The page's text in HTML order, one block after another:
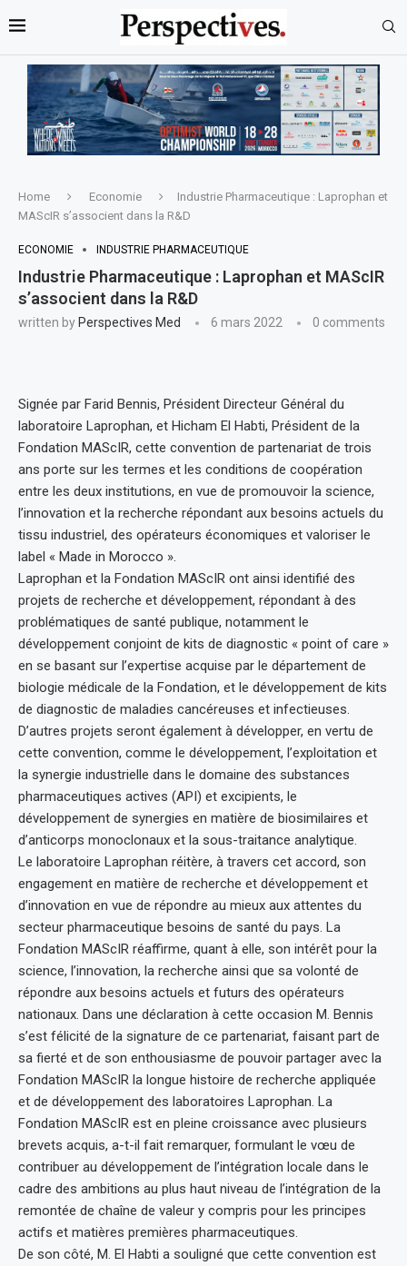
Home Economie
Industrie Pharmaceutique : Laprophan et
MAScIR s’associent dans la R&D
ECONOMIE INDUSTRIE PHARMACEUTIQUE
Industrie Pharmaceutique : Laprophan et MAScIR
s’associent dans la R&D
written by Perspectives Med 6 mars 2022 0 comments
Signée par Farid Bennis, Président Directeur Général du
laboratoire Laprophan, et Hicham El Habti, Président de la
Fondation MAScIR, cette convention de partenariat de trois
ans porte sur les termes et les conditions de coopération
entre les deux institutions, en vue de promouvoir la science,
l’innovation et la recherche répondant aux besoins actuels du
tissu industriel, des opérateurs économiques et valoriser le
label « Made in Morocco ».
Laprophan et la Fondation MAScIR ont ainsi identifié des
projets de recherche et développement, répondant à des
problématiques de santé publique, notamment le
développement conjoint de kits de diagnostic « point of care »
en se basant sur l’expertise acquise par le département de
biologie médicale de la Fondation, et le développement de kits
de diagnostic de maladies cancéreuses et infectieuses.
D’autres projets seront également à développer, en vertu de
cette convention, comme le développement, l’exploitation et
la synergie industrielle dans le domaine des substances
pharmaceutiques actives (API) et excipients, le
développement de synergies en matière de biosimilaires et
d’anticorps monoclonaux et la sous-traitance analytique.
Le laboratoire Laprophan réitère, à travers cet accord, son
engagement en matière de recherche et développement et
d’innovation en vue de répondre au mieux aux attentes du
secteur pharmaceutique besoins de santé du pays. La
Fondation MAScIR réaffirme, quant à elle, son intérêt pour la
science, l’innovation, la recherche ainsi que sa volonté de
répondre aux besoins actuels et futurs des opérateurs
nationaux. Dans une déclaration à cette occasion M. Bennis
s’est félicité de la signature de ce partenariat, faisant part de
sa fierté et de son enthousiasme de pouvoir partager avec la
Fondation MAScIR la longue histoire de recherche appliquée
et de développement des laboratoires Laprophan. La
Fondation MAScIR est en pleine croissance avec plusieurs
brevets acquis, a-t-il fait remarquer, formulant le vœu de
contribuer au développement de l’intégration locale dans le
cadre des ambitions au plus haut niveau de l’intégration de la
remontée de chaîne de valeur y compris pour les principes
actifs et matières premières pharmaceutiques.
De son côté, M. El Habti a souligné que cette convention est